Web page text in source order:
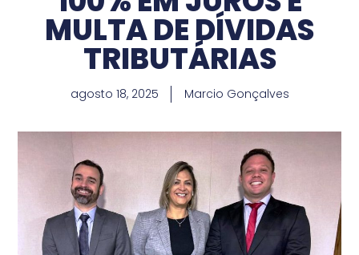
MULTA DE DÍVIDAS
TRIBUTÁRIAS
agosto 18, 2025 Marcio Gonçalves